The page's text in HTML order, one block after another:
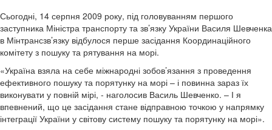
Сьогодні, 14 серпня 2009 року, під головуванням першого
заступника Міністра транспорту та зв’язку України Василя Шевченка
в Мінтрансзв’язку відбулося перше засідання Координаційного
комітету з пошуку та рятування на морі.
«Україна взяла на себе міжнародні зобов’язання з проведення
ефективного пошуку та порятунку на морі – і повинна зараз їх
виконувати у повній мірі, - наголосив Василь Шевченко. – І я
впевнений, що це засідання стане відправною точкою у напрямку
інтеграції України у світову систему пошуку та порятунку на морі».